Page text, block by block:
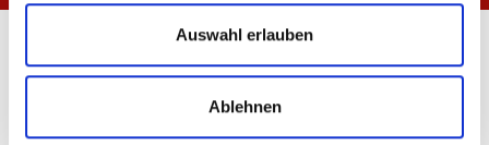
Auswahl erlauben
Ablehnen
FANSHOP MEWA ARENA
Sa: 10:00 - 14:00 Uhr